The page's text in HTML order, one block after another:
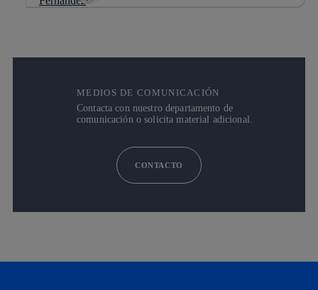
MEDIOS DE COMUNICACIÓN
Contacta con nuestro departamento de
comunicación o solicita material adicional.
CONTACTO